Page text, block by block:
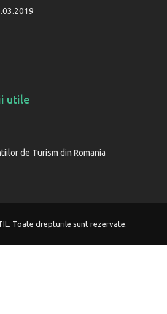
utile
de Turism din Romania
Toate drepturile sunt rezervate.